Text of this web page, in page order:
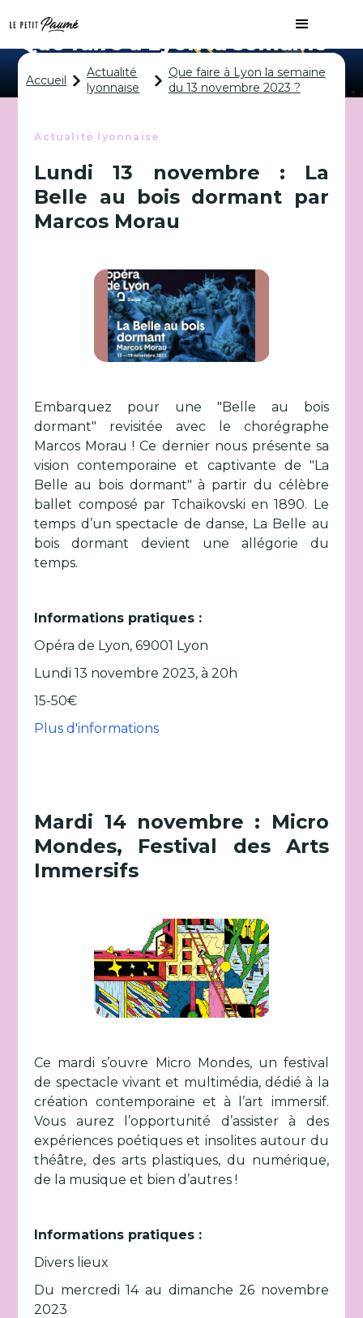
Que faire à Lyon la semaine
du 13 novembre 2023 ?
Accueil
Actualité
lyonnaise
Que faire à Lyon la semaine
du 13 novembre 2023 ?
Actualité lyonnaise
Lundi 13 novembre : La
Belle au bois dormant par
Marcos Morau
Embarquez pour une "Belle au bois
dormant" revisitée avec le chorégraphe
Marcos Morau ! Ce dernier nous présente sa
vision contemporaine et captivante de "La
Belle au bois dormant" à partir du célèbre
ballet composé par Tchaïkovski en 1890. Le
temps d’un spectacle de danse, La Belle au
bois dormant devient une allégorie du
temps.
Informations pratiques :
Opéra de Lyon, 69001 Lyon
Lundi 13 novembre 2023, à 20h
15-50€
Plus d'informations
Mardi 14 novembre : Micro
Mondes, Festival des Arts
Immersifs
Ce mardi s’ouvre Micro Mondes, un festival
de spectacle vivant et multimédia, dédié à la
création contemporaine et à l’art immersif.
Vous aurez l’opportunité d’assister à des
expériences poétiques et insolites autour du
théâtre, des arts plastiques, du numérique,
de la musique et bien d’autres !
Informations pratiques :
Divers lieux
Du mercredi 14 au dimanche 26 novembre
2023